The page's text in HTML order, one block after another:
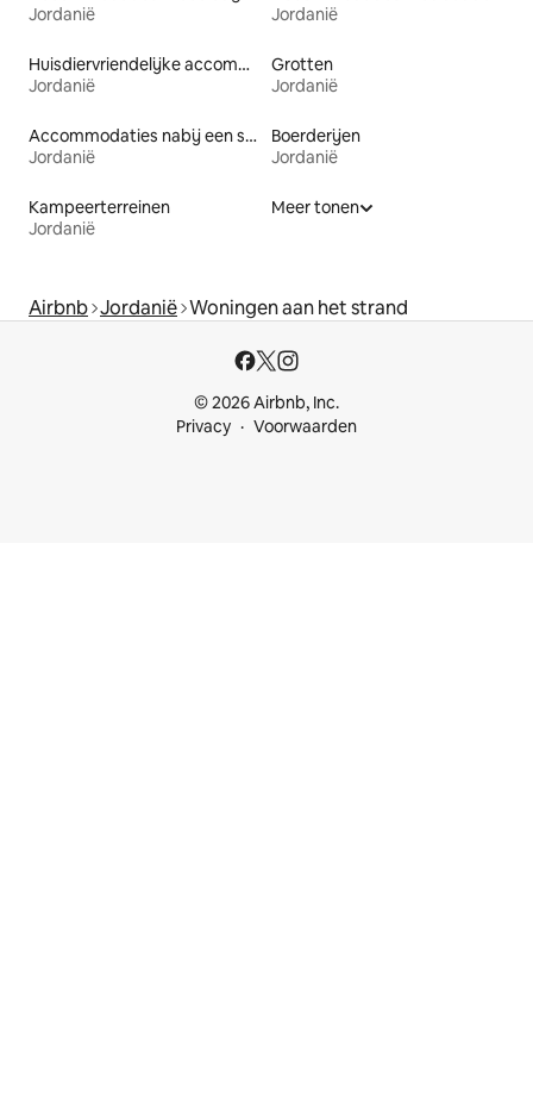
Jordanië
Jordanië
Huisdiervriendelijke accommodaties
Jordanië
Grotten
Jordanië
Accommodaties nabij een strand
Jordanië
Boerderijen
Jordanië
Kampeerterreinen
Jordanië
Meer tonen
Airbnb Jordanië Woningen aan het strand
© 2026 Airbnb, Inc.
Privacy
Voorwaarden